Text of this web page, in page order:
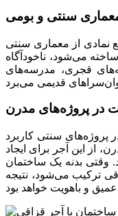
سنتی و بومی
نمادی از معماری سنتی
می‌شود، ناخودآگاه
قجری، مدرسه‌های
در پروژه‌های مدرن
پروژه‌های سنتی کاربرد
از این آجر برای ایجاد
وقتی بدنه یک ساختمان
ترکیب می‌شود، نتیجه